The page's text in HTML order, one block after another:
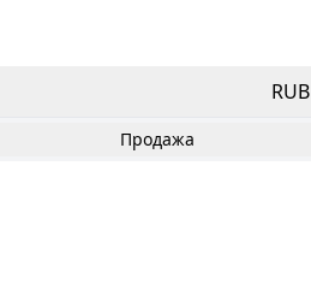
RUB
Продажа